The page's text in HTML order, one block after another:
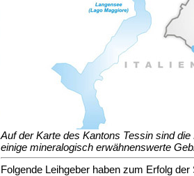
Auf der Karte des Kantons Tessin sind
einige mineralogisch erwähnenswerte
Folgende Leihgeber haben zum Erfolg